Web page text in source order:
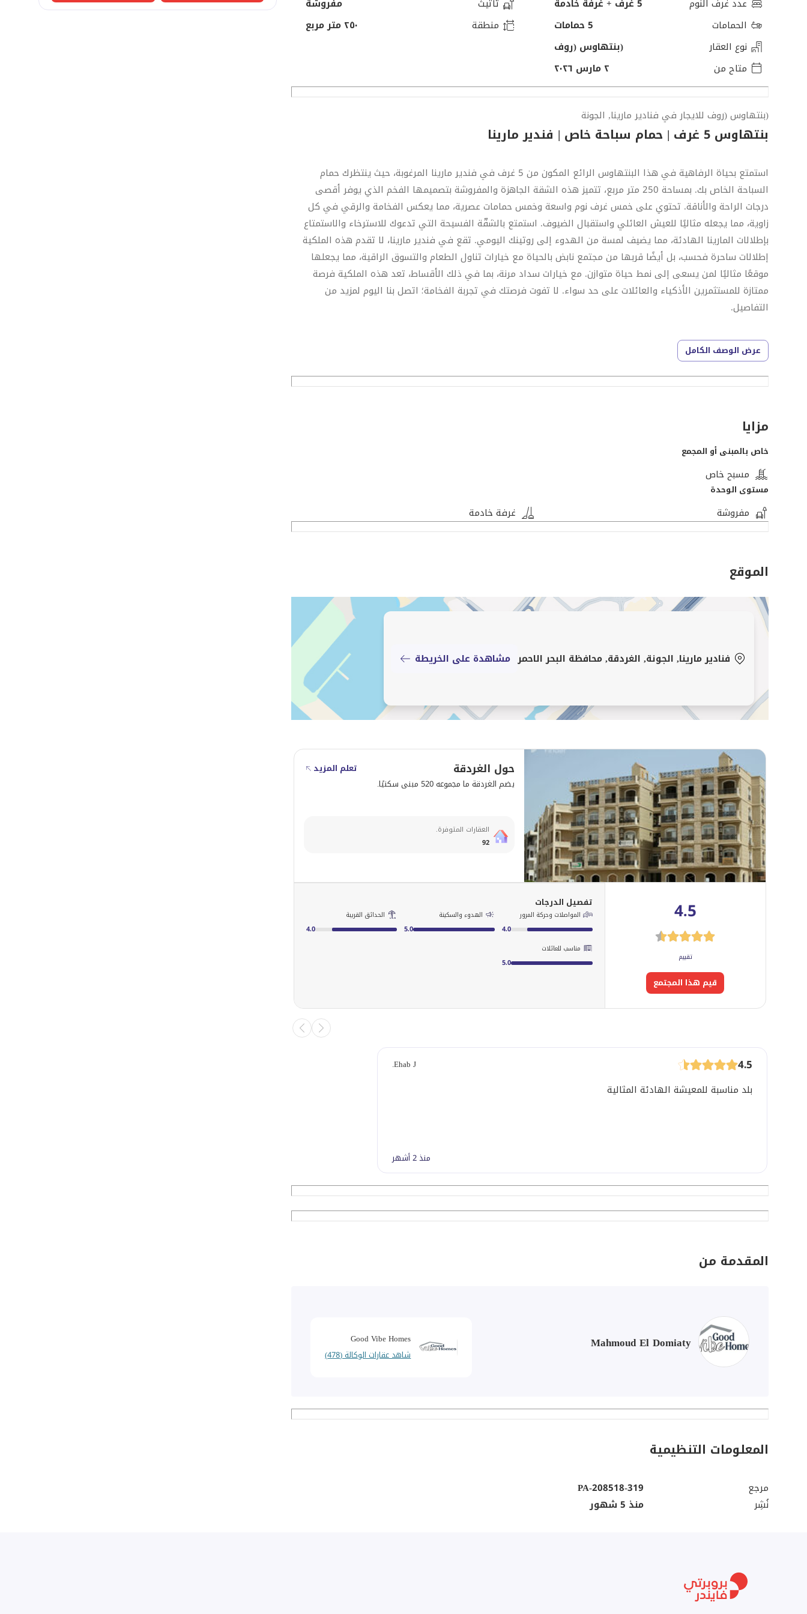
عدد غرف النوم
5 غرف + غرفة خادمة
الحمامات
5 حمامات
نوع العقار
(بنتهاوس (روف
متاح من
٢ مارس ٢٠٢٦
تأثيث
مفروشة
منطقة
٢٥٠ متر مربع
(بنتهاوس (روف للايجار في فنادير مارينا, الجونة
بنتهاوس 5 غرف | حمام سباحة خاص | فندير مارينا
استمتع بحياة الرفاهية في هذا البنتهاوس الرائع المكون من 5 غرف في فندير مارينا المرغوبة، حيث ينتظرك حمام
السباحة الخاص بك. بمساحة 250 متر مربع، تتميز هذه الشقة الجاهزة والمفروشة بتصميمها الفخم الذي يوفر أقصى
درجات الراحة والأناقة. تحتوي على خمس غرف نوم واسعة وخمس حمامات عصرية، مما يعكس الفخامة والرقي في كل
زاوية، مما يجعله مثاليًا للعيش العائلي واستقبال الضيوف. استمتع بالشقّة الفسيحة التي تدعوك للاسترخاء والاستمتاع
بإطلالات المارينا الهادئة، مما يضيف لمسة من الهدوء إلى روتينك اليومي. تقع في فندير مارينا، لا تقدم هذه الملكية
إطلالات ساحرة فحسب، بل أيضًا قربها من مجتمع نابض بالحياة مع خيارات تناول الطعام والتسوق الراقية، مما يجعلها
موقعًا مثاليًا لمن يسعى إلى نمط حياة متوازن. مع خيارات سداد مرنة، بما في ذلك الأقساط، تعد هذه الملكية فرصة
ممتازة للمستثمرين الأذكياء والعائلات على حد سواء. لا تفوت فرصتك في تجربة الفخامة؛ اتصل بنا اليوم لمزيد من
التفاصيل.
Original: $ 4,000 per month
عرض الوصف الكامل
مزايا
خاص بالمبنى أو المجمع
مسبح خاص
مستوى الوحدة
مفروشة غرفة خادمة
الموقع
فنادير مارينا, الجونة, الغردقة, محافظة البحر الاحمر مشاهدة على الخريطة
حول الغردقة
تعلم المزيد
يضم الغردقة ما مجموعه 520 مبنى سكنيًا.
العقارات المتوفرة.
92
4.5
تقييم
قيم هذا المجتمع
تفصيل الدرجات
المواصلات وحركة المرور
4.0
الهدوء والسكينة
5.0
الحدائق القريبة
4.0
مناسب للعائلات
5.0
4.5
Ehab J.
بلد مناسبة للمعيشة الهادئة المثالية
منذ 2 أشهر
المقدمة من
Mahmoud El Domiaty
Good Vibe Homes
شاهد عقارات الوكالة (478)
المعلومات التنظيمية
مرجع
PA-208518-319
نُشِر
منذ 5 شهور